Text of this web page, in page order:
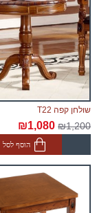
שולחן קפה T22
₪1,200
₪1,080
הוסף לסל